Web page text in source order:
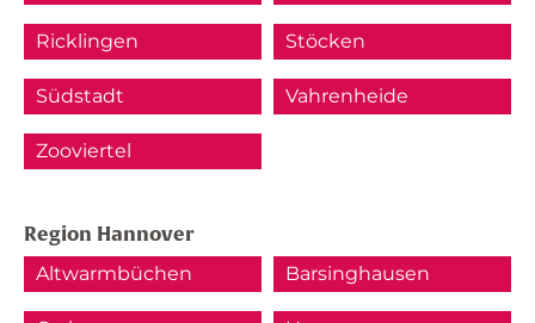
Ricklingen Stöcken
Südstadt Vahrenheide
Zooviertel
Region Hannover
Altwarmbüchen Barsinghausen